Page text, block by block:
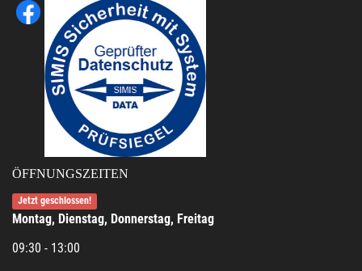
ÖFFNUNGSZEITEN
Jetzt geschlossen!
Montag, Dienstag, Donnerstag, Freitag
09:30 - 13:00